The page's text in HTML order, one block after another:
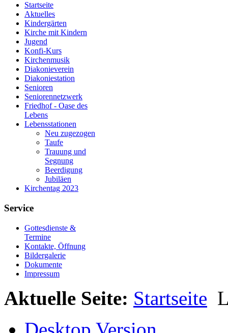
Startseite
Aktuelles
Kindergärten
Kirche mit Kindern
Jugend
Konfi-Kurs
Kirchenmusik
Diakonieverein
Diakoniestation
Senioren
Seniorennetzwerk
Friedhof - Oase des
Lebens
Lebensstationen
Neu zugezogen
Taufe
Trauung und
Segnung
Beerdigung
Jubiläen
Kirchentag 2023
Service
Gottesdienste &
Termine
Kontakte, Öffnung
Bildergalerie
Dokumente
Impressum
Aktuelle Seite: Startseite